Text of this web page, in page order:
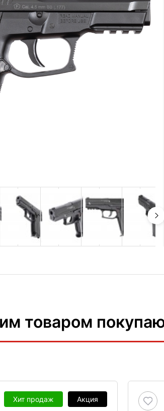
товаром
Хит продаж Акция